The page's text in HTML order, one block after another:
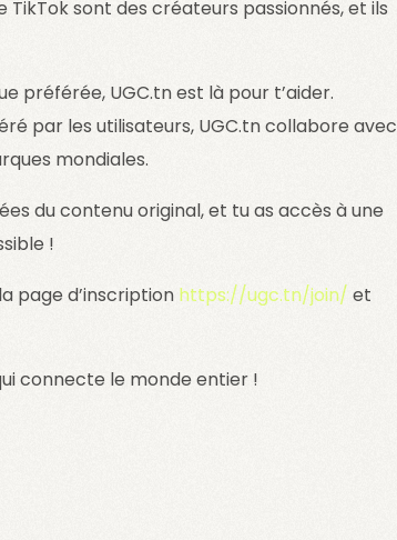
sont des créateurs passionnés, et ils
préférée, UGC.tn est là pour t’aider.
par les utilisateurs, UGC.tn collabore avec
mondiales.
du contenu original, et tu as accès à une
!
page d’inscription https://ugc.tn/join/ et
connecte le monde entier !